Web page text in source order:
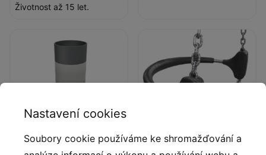
Životnost až 15 let.
Nastavení cookies
Soubory cookie používáme ke shromažďování a